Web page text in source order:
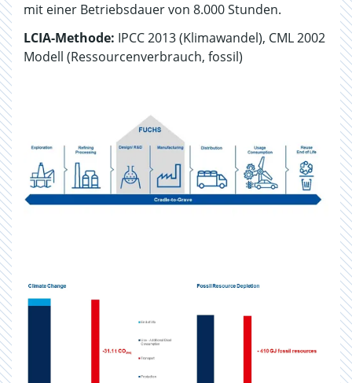
mit einer Betriebsdauer von 8.000 Stunden.
LCIA-Methode: IPCC 2013 (Klimawandel), CML 2002
Modell (Ressourcenverbrauch, fossil)